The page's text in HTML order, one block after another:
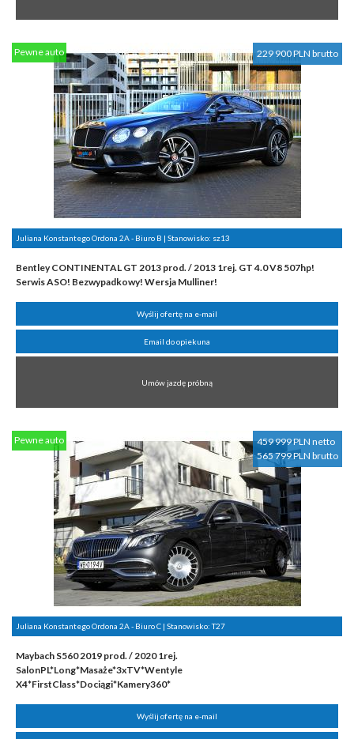
229 900 PLN brutto
Pewne auto
Juliana Konstantego Ordona 2A - Biuro B | Stanowisko: sz13
Bentley CONTINENTAL GT 2013 prod. / 2013 1rej. GT 4.0 V8 507hp!
Serwis ASO! Bezwypadkowy! Wersja Mulliner!
Wyślij ofertę na e-mail
Email do opiekuna
Umów jazdę próbną
459 999 PLN netto
565 799 PLN brutto
Pewne auto
Juliana Konstantego Ordona 2A - Biuro C | Stanowisko:T27
Maybach S560 2019 prod. / 2020 1rej.
SalonPL*Long*Masaże*3xTV*Wentyle
X4*FirstClass*Dociągi*Kamery360*
Wyślij ofertę na e-mail